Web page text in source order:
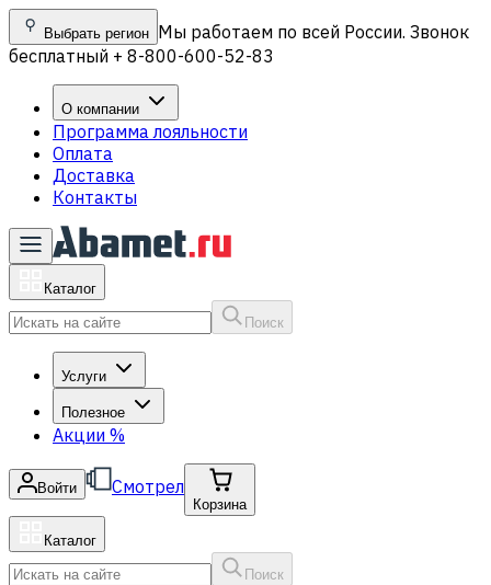
Выбрать регион Мы работаем по всей России. Звонок
бесплатный + 8-800-600-52-83
О компании
Программа лояльности
Оплата
Доставка
Контакты
Каталог
Поиск
Услуги
Полезное
Акции %
Войти Смотрел
Корзина
Каталог
Поиск